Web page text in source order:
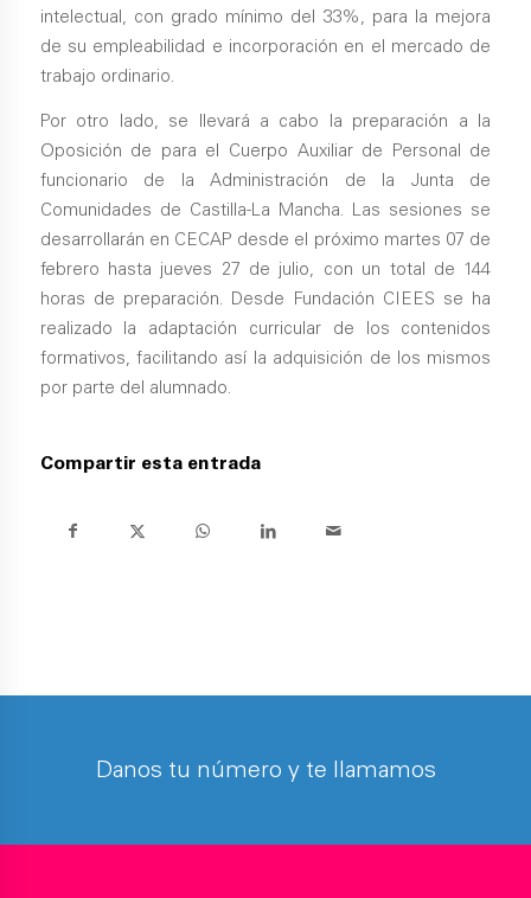
intelectual, con grado mínimo del 33%, para la mejora
de su empleabilidad e incorporación en el mercado de
trabajo ordinario.
Por otro lado, se llevará a cabo la preparación a la
Oposición de para el Cuerpo Auxiliar de Personal de
funcionario de la Administración de la Junta de
Comunidades de Castilla-La Mancha. Las sesiones se
desarrollarán en CECAP desde el próximo martes 07 de
febrero hasta jueves 27 de julio, con un total de 144
horas de preparación. Desde Fundación CIEES se ha
realizado la adaptación curricular de los contenidos
formativos, facilitando así la adquisición de los mismos
por parte del alumnado.
Compartir esta entrada
Danos tu número y te llamamos